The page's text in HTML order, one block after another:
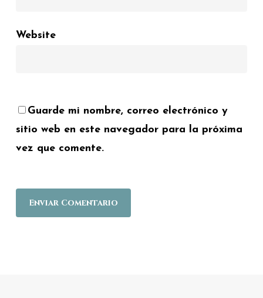
Website
Guarde mi nombre, correo electrónico y
sitio web en este navegador para la próxima
vez que comente.